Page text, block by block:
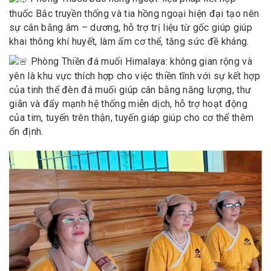
thuốc Bắc truyền thống và tia hồng ngoại hiện đại tạo nên
sự cân bằng âm – dương, hỗ trợ trị liệu từ gốc giúp giúp
khai thông khí huyết, làm ấm cơ thể, tăng sức đề kháng.
Phòng Thiền đá muối Himalaya: không gian rộng và
yên là khu vực thích hợp cho việc thiền tĩnh với sự kết hợp
của tinh thể đèn đá muối giúp cân bằng năng lượng, thư
giãn và đẩy mạnh hệ thống miễn dịch, hỗ trợ hoạt động
của tim, tuyến trên thận, tuyến giáp giúp cho cơ thể thêm
ổn định.